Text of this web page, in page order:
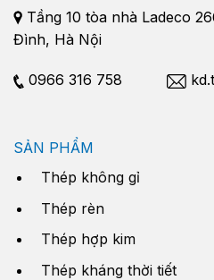
Tầng 10 tòa nhà Ladeco
Đình, Hà Nội
0966 316 758
SẢN PHẨM
Thép không gỉ
Thép rèn
Thép hợp kim
Thép kháng thời tiết